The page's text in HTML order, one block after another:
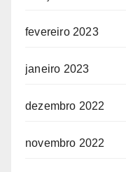
fevereiro 2023
janeiro 2023
dezembro 2022
novembro 2022